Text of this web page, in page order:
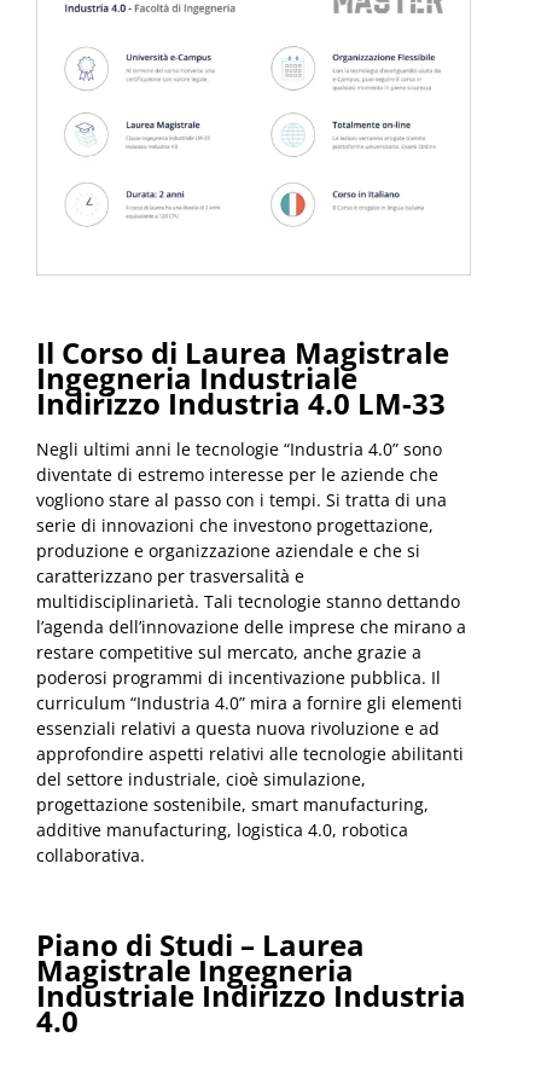
Il Corso di Laurea Magistrale
Ingegneria Industriale
Indirizzo Industria 4.0 LM-33
Negli ultimi anni le tecnologie “Industria 4.0” sono
diventate di estremo interesse per le aziende che
vogliono stare al passo con i tempi. Si tratta di una
serie di innovazioni che investono progettazione,
produzione e organizzazione aziendale e che si
caratterizzano per trasversalità e
multidisciplinarietà. Tali tecnologie stanno dettando
l’agenda dell’innovazione delle imprese che mirano a
restare competitive sul mercato, anche grazie a
poderosi programmi di incentivazione pubblica. Il
curriculum “Industria 4.0” mira a fornire gli elementi
essenziali relativi a questa nuova rivoluzione e ad
approfondire aspetti relativi alle tecnologie abilitanti
del settore industriale, cioè simulazione,
progettazione sostenibile, smart manufacturing,
additive manufacturing, logistica 4.0, robotica
collaborativa.
Piano di Studi – Laurea
Magistrale Ingegneria
Industriale Indirizzo Industria
4.0